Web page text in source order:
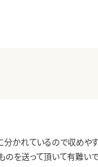
かれているので収めや
を送って頂いて有難いで